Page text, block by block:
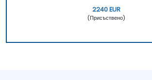
2240 EUR
(Присъствено)